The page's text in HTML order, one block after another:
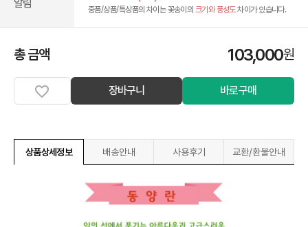
알림
중품/상품/특상품의 차이는 꽃송이의 크기와 풍성도차이가 있습니다.
총 금액 103,000원
장바구니 바로구매
상품상세정보 배송안내 사용후기 교환/환불안내